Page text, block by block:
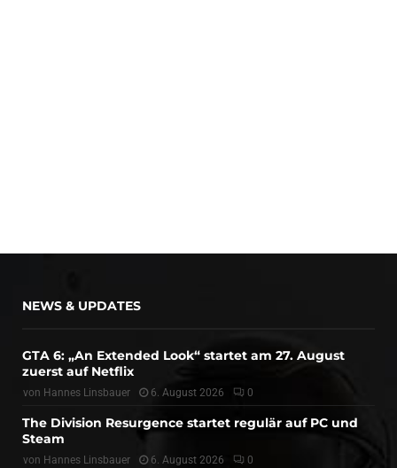
NEWS & UPDATES
GTA 6: „An Extended Look“ startet am 27. August
zuerst auf Netflix
von Hannes Linsbauer 6. August 2026 0
The Division Resurgence startet regulär auf PC und
Steam
von Hannes Linsbauer 6. August 2026 0